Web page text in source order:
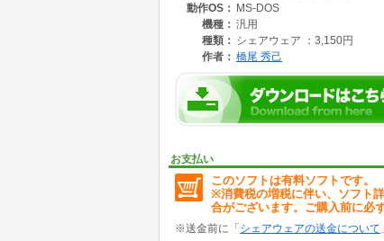
動作OS： MS-DOS
機種： 汎用
種類： シェアウェア ：3,150円
作者： 橋尾 秀己
お支払い
このソフトは有料ソフトです。
※消費税の増税に伴い、ソフト
合がございます。ご購入前に必
※送金前に「 シェアウェアの送金について